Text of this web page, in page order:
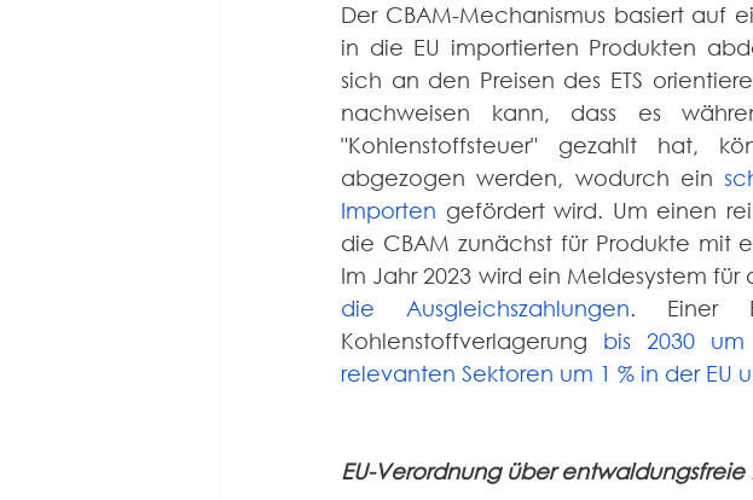
Der CBAM-Mechanismus basiert auf
in die EU importierten Produkten
sich an den Preisen des ETS
nachweisen kann, dass es
"Kohlenstoffsteuer" gezahlt hat,
abgezogen werden, wodurch ein
Importen gefördert wird. Um einen
die CBAM zunächst für Produkte mit
Im Jahr 2023 wird ein Meldesystem
die Ausgleichszahlungen. Einer
Kohlenstoffverlagerung bis 2030
relevanten Sektoren um 1 % in der EU
EU-Verordnung über entwaldungsfreie